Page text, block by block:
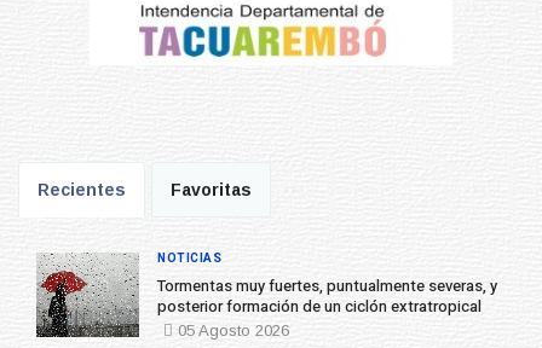
Recientes Favoritas
Tormentas muy fuertes, puntualmente severas, y
posterior formación de un ciclón extratropical
05 Agosto 2026
NOTICIAS